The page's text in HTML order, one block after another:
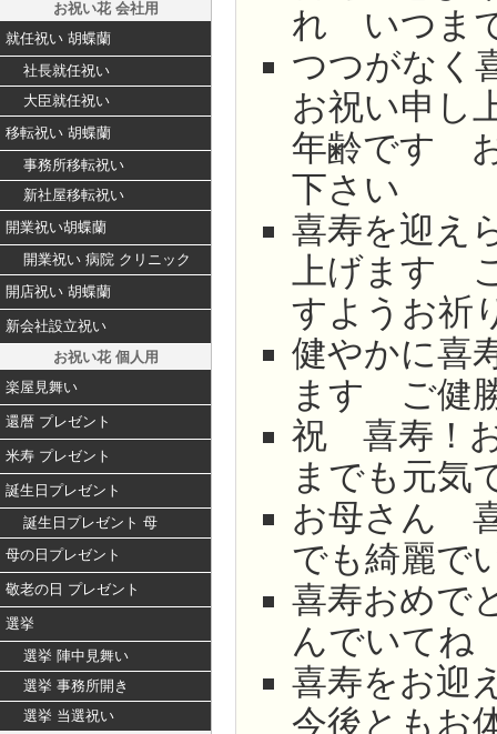
お祝い花 会社用
就任祝い 胡蝶蘭
社長就任祝い
大臣就任祝い
移転祝い 胡蝶蘭
事務所移転祝い
新社屋移転祝い
開業祝い胡蝶蘭
開業祝い 病院 クリニック
開店祝い 胡蝶蘭
新会社設立祝い
お祝い花 個人用
楽屋見舞い
還暦 プレゼント
米寿 プレゼント
誕生日プレゼント
誕生日プレゼント 母
母の日プレゼント
敬老の日 プレゼント
選挙
選挙 陣中見舞い
選挙 事務所開き
選挙 当選祝い
れ いつま
つつがなく
お祝い申し
年齢です
下さい
喜寿を迎え
上げます
すようお祈
健やかに喜
ます ご健
祝 喜寿！
までも元気
お母さん
でも綺麗で
喜寿おめで
んでいてね
喜寿をお
今後ともお